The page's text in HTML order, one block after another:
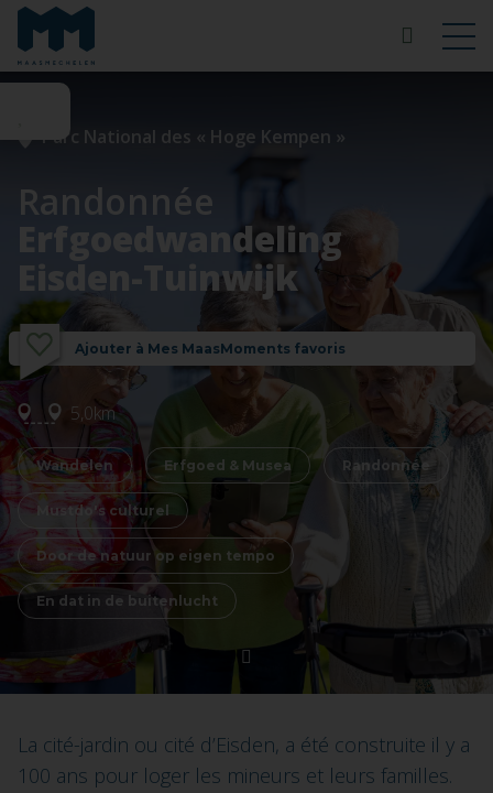
Parc National des « Hoge Kempen »
Randonnée
Erfgoedwandeling
Eisden-Tuinwijk
Ajouter à Mes MaasMoments favoris
5,0km
Wandelen Erfgoed & Musea Randonnée
Mustdo's culturel
Door de natuur op eigen tempo
En dat in de buitenlucht
La cité-jardin ou cité d’Eisden, a été construite il y a
100 ans pour loger les mineurs et leurs familles.